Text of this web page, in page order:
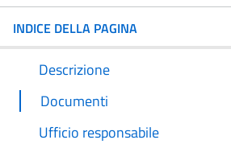
INDICE DELLA PAGINA
Descrizione
Documenti
Ufficio responsabile